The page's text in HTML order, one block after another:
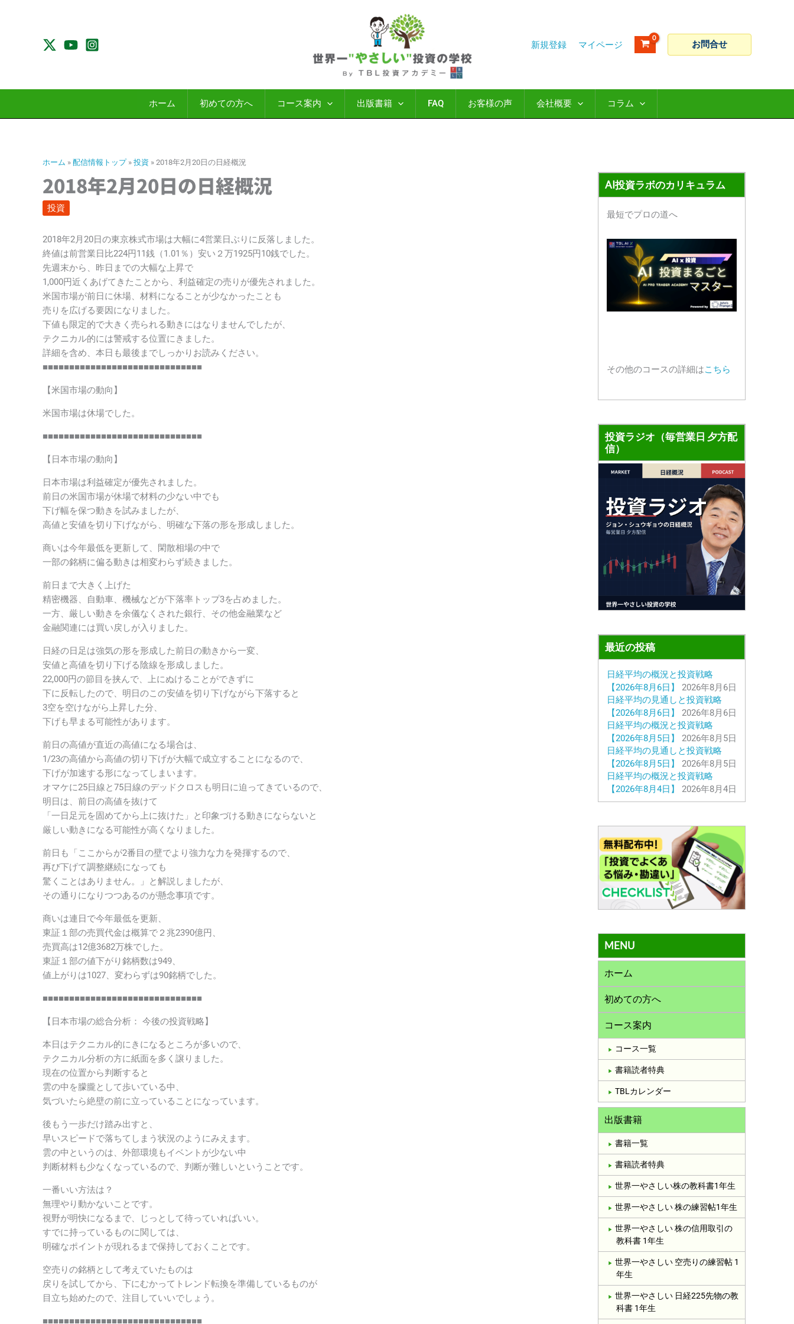
プ
新規登録 お問合せ
ホーム 初めての方へ コース案内 出版書籍 FAQ お客様の声 会社概要 コラム
ホーム » 配信情報トップ» 投資 » 2018年2月20日の日経概況
2018年2月20日の日経概況
投資
2018年2月20日の東京株式市場は大幅に4営業日ぶりに反落しました。
終値は前営業日比224円11銭（1.01％）安い２万1925円10銭でした。
先週末から、昨日までの大幅な上昇で
1,000円近くあげてきたことから、利益確定の売りが優先されました。
米国市場が前日に休場、材料になることが少なかったことも
売りを広げる要因になりました。
下値も限定的で大きく売られる動きにはなりませんでしたが、
テクニカル的には警戒する位置にきました。
詳細を含め、本日も最後までしっかりお読みください。
■■■■■■■■■■■■■■■■■■■■■■■■■■■■■■
【米国市場の動向】
米国市場は休場でした。
■■■■■■■■■■■■■■■■■■■■■■■■■■■■■■
【日本市場の動向】
日本市場は利益確定が優先されました。
前日の米国市場が休場で材料の少ない中でも
下げ幅を保つ動きを試みましたが、
高値と安値を切り下げながら、明確な下落の形を形成しました。
商いは今年最低を更新して、閑散相場の中で
一部の銘柄に偏る動きは相変わらず続きました。
前日まで大きく上げた
精密機器、自動車、機械などが下落率トップ3を占めました。
一方、厳しい動きを余儀なくされた銀行、その他金融業など
金融関連には買い戻しが入りました。
日経の日足は強気の形を形成した前日の動きから一変、
安値と高値を切り下げる陰線を形成しました。
22,000円の節目を挟んで、上にぬけることができずに
下に反転したので、明日のこの安値を切り下げながら下落すると
3空を空けながら上昇した分、
下げも早まる可能性があります。
前日の高値が直近の高値になる場合は、
1/23の高値から高値の切り下げが大幅で成立することになるので、
下げが加速する形になってしまいます。
オマケに25日線と75日線のデッドクロスも明日に迫ってきているので、
明日は、前日の高値を抜けて
「一日足元を固めてから上に抜けた」と印象づける動きにならないと
厳しい動きになる可能性が高くなりました。
前日も「ここからが2番目の壁でより強力な力を発揮するので、
再び下げて調整継続になっても
驚くことはありません。」と解説しましたが、
その通りになりつつあるのが懸念事項です。
商いは連日で今年最低を更新、
東証１部の売買代金は概算で２兆2390億円、
売買高は12億3682万株でした。
東証１部の値下がり銘柄数は949、
値上がりは1027、変わらずは90銘柄でした。
■■■■■■■■■■■■■■■■■■■■■■■■■■■■■■
【日本市場の総合分析： 今後の投資戦略】
本日はテクニカル的にきになるところが多いので、
テクニカル分析の方に紙面を多く譲りました。
現在の位置から判断すると
雲の中を朦朧として歩いている中、
気づいたら絶壁の前に立っていることになっています。
後もう一歩だけ踏み出すと、
早いスピードで落ちてしまう状況のようにみえます。
雲の中というのは、外部環境もイベントが少ない中
判断材料も少なくなっているので、判断が難しいということです。
一番いい方法は？
無理やり動かないことです。
視野が明快になるまで、じっとして待っていればいい。
すでに持っているものに関しては、
明確なポイントが現れるまで保持しておくことです。
空売りの銘柄として考えていたものは
戻りを試してから、下にむかってトレンド転換を準備しているものが
目立ち始めたので、注目していいでしょう。
■■■■■■■■■■■■■■■■■■■■■■■■■■■■■■
AI投資ラボのカリキュラム
最短でプロの道へ
その他のコースの詳細はこちら
投資ラジオ（毎営業日 夕方配
信）
最近の投稿
日経平均の概況と投資戦略
【2026年8月6日】
2026年8月6日
日経平均の見通しと投資戦略
【2026年8月6日】
2026年8月6日
日経平均の概況と投資戦略
【2026年8月5日】
2026年8月5日
日経平均の見通しと投資戦略
【2026年8月5日】
2026年8月5日
日経平均の概況と投資戦略
【2026年8月4日】
2026年8月4日
MENU
ホーム
初めての方へ
コース案内
コース一覧
書籍読者特典
TBLカレンダー
出版書籍
書籍一覧
書籍読者特典
世界一やさしい株の教科書1年生
世界一やさしい 株の練習帖1年生
世界一やさしい 株の信用取引の
教科書 1年生
世界一やさしい 空売りの練習帖 1
年生
世界一やさしい 日経225先物の教
科書 1年生
カゴ